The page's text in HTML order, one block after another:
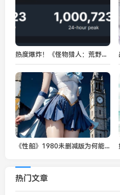
热度爆炸！《怪物猎人：荒野》Steam玩家数破百万
《性船》1980未删减版为何能成为经典？探索影片背后的文化冲击与影响
热门文章